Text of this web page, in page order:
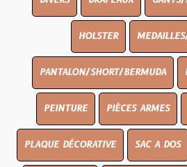
HOLSTER
PANTALON/SHORT/BERMUDA
PEINTURE PIÈCES ARMES
PLAQUE DÉCORATIVE SAC A DOS